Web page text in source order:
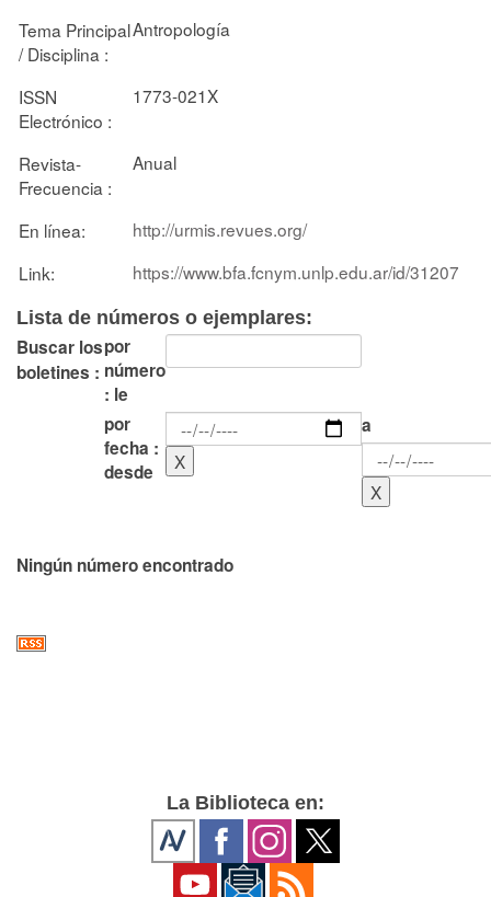
Tema Principal
/ Disciplina :
Antropología
ISSN
Electrónico :
1773-021X
Revista-
Frecuencia :
Anual
En línea:
http://urmis.revues.org/
Link:
https://www.bfa.fcnym.unlp.edu.ar/id/31207
Lista de números o ejemplares:
Buscar los
boletines :
por
número
: le
por
fecha :
desde
a
Ningún número encontrado
La Biblioteca en: